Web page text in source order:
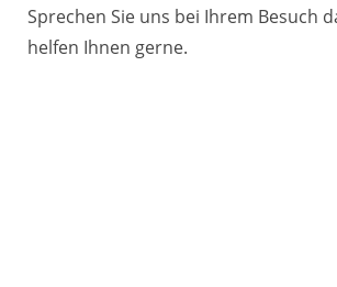
Sprechen Sie uns bei Ihrem Besuch
helfen Ihnen gerne.